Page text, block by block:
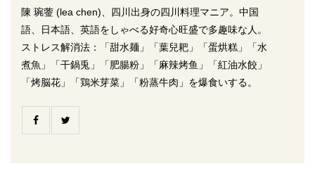
陳 琬蓥 (lea chen)、四川出身の四川料理マニア。中国
語、日本語、英語をしゃべる好奇心旺盛で多趣味な人。
ストレス解消法：「甜水麺」「葉兒耙」「蛋烘糕」「水
煮魚」「干鍋兎」「肥腸粉」「麻辣烤鱼」「紅油水餃」
「烤脳花」「鶏米芽菜」「粉蒸牛肉」を爆食いする。